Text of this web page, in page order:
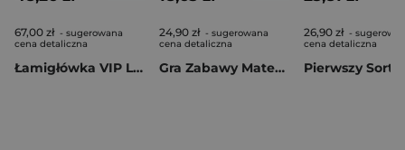
67,00 zł - sugerowana
cena detaliczna
Łamigłówka VIP Lock-Block Burr
24,90 zł - sugerowana
cena detaliczna
Gra Zabawy Matematyczne 6+
26,90 zł -
cena detaliczna